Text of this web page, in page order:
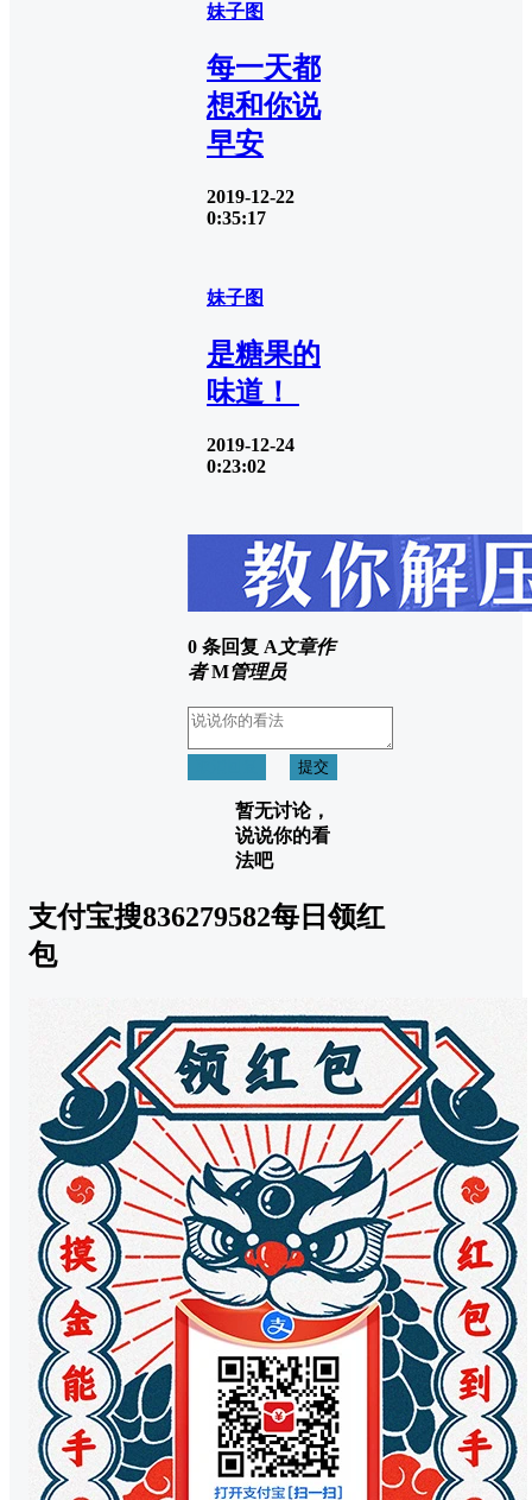
妹子图
每一天都
想和你说
早安
2019-12-22
0:35:17
妹子图
是糖果的
味道！ ​​​​
2019-12-24
0:23:02
0 条回复 A文章作
者 M管理员
提交
暂无讨论，
说说你的看
法吧
支付宝搜836279582每日领红
包